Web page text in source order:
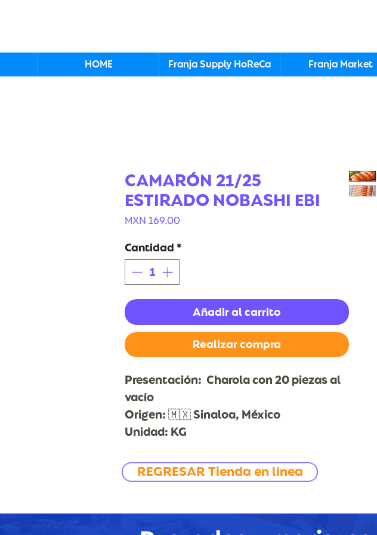
HOME Franja Supply HoReCa Franja Market
CAMARÓN 21/25
ESTIRADO NOBASHI EBI
MXN 169.00
Cantidad *
Añadir al carrito
Realizar compra
Presentación: Charola con 20 piezas al
vacío
Origen: 🇲🇽 Sinaloa, México
Unidad: KG
REGRESAR Tienda en línea